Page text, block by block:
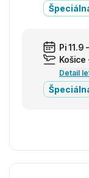
Pi 11.9
Detail